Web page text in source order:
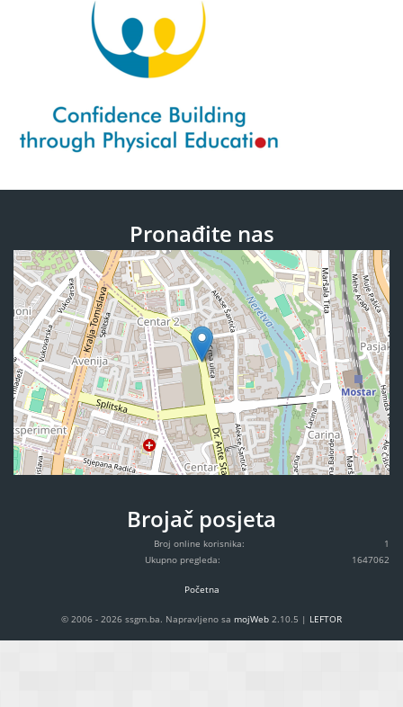
Pronađite nas
Brojač posjeta
Broj online korisnika:
1
Ukupno pregleda:
1647062
Početna
© 2006 - 2026 ssgm.ba. Napravljeno sa mojWeb 2.10.5 | LEFTOR